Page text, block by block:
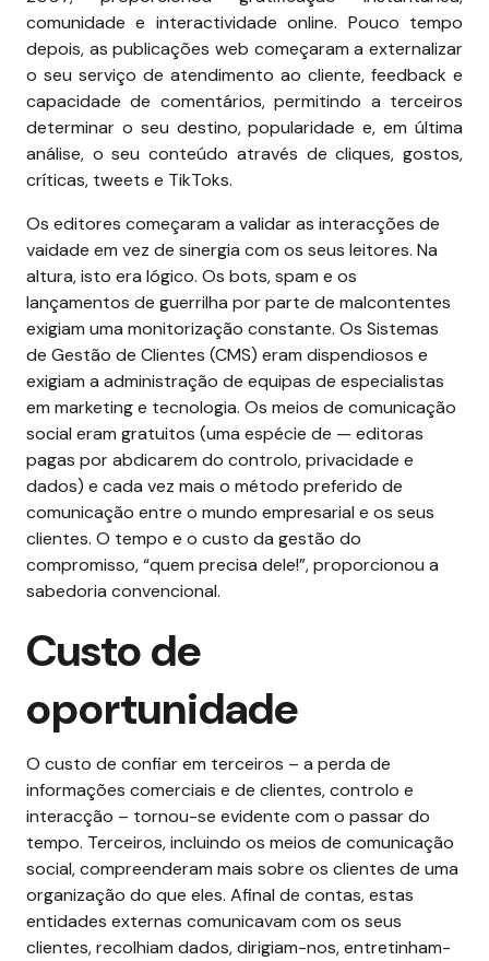
comunidade e interactividade online. Pouco tempo
depois, as publicações web começaram a externalizar
o seu serviço de atendimento ao cliente, feedback e
capacidade de comentários, permitindo a terceiros
determinar o seu destino, popularidade e, em última
análise, o seu conteúdo através de cliques, gostos,
críticas, tweets e TikToks.
Os editores começaram a validar as interacções de
vaidade em vez de sinergia com os seus leitores. Na
altura, isto era lógico. Os bots, spam e os
lançamentos de guerrilha por parte de malcontentes
exigiam uma monitorização constante. Os Sistemas
de Gestão de Clientes (CMS) eram dispendiosos e
exigiam a administração de equipas de especialistas
em marketing e tecnologia. Os meios de comunicação
social eram gratuitos (uma espécie de — editoras
pagas por abdicarem do controlo, privacidade e
dados) e cada vez mais o método preferido de
comunicação entre o mundo empresarial e os seus
clientes. O tempo e o custo da gestão do
compromisso, “quem precisa dele!”, proporcionou a
sabedoria convencional.
Custo de
oportunidade
O custo de confiar em terceiros – a perda de
informações comerciais e de clientes, controlo e
interacção – tornou-se evidente com o passar do
tempo. Terceiros, incluindo os meios de comunicação
social, compreenderam mais sobre os clientes de uma
organização do que eles. Afinal de contas, estas
entidades externas comunicavam com os seus
clientes, recolhiam dados, dirigiam-nos, entretinham-